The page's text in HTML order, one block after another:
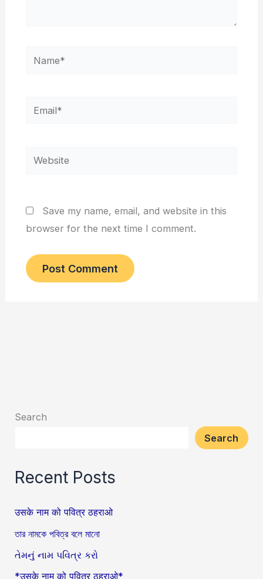
Name*
Email*
Website
Save my name, email, and website in this
browser for the next time I comment.
Search
Search
Recent Posts
उसके नाम को पवित्र ठहराओ
তার নামকে পবিত্র বলে মানো
તેમનું નામ પવિત્ર કરો
*उसके नाम को पवित्र ठहराओ*